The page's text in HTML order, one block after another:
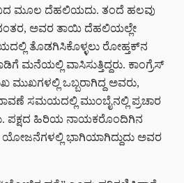
ಮೂಲ ದೆಹಲಿಯದು. ತಂದೆ ಹಲವು
ಅವರ ತಾಯಿ ದೆಹಲಿಯಲ್ಲೇ
ತೊಡಗಿಸಿಕೊಳ್ಳಲು ರೋಹ್ತಕ್‌ನ
ಮನೆಯಲ್ಲಿ ವಾಸಿಸುತ್ತಿದ್ದರು. ಕಾಂಗ್ರೆಸ್
ಮುಖಗಳಲ್ಲಿ ಒಬ್ಬರಾಗಿದ್ದ ಅವರು,
ಸಮಯದಲ್ಲಿ ಮುಂಬೈನಲ್ಲಿ ಪ್ರಚಾರ
ಪಕ್ಷದ ಹಿರಿಯ ನಾಯಕರೊಂದಿಗಿನ
ಯೋಜನೆಗಳಲ್ಲಿ ಭಾಗಿಯಾಗಿದ್ದುದು ಅವರ